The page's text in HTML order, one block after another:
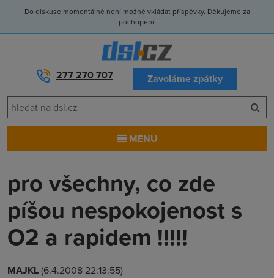
Do diskuse momentálně není možné vkládat příspěvky. Děkujeme za
pochopení.
277 270 707 Zavoláme zpátky
MENU
pro všechny, co zde
píšou nespokojenost s
O2 a rapidem !!!!!
MAJKL(6.4.2008 22:13:55)